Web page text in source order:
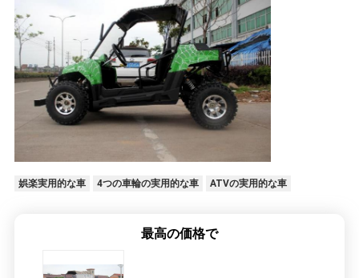
娯楽実用的な車 4つの車輪の実用的な車 ATVの実用的な車
最高の価格で